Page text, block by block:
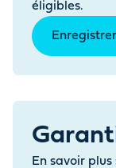
éligibles.
En savoir